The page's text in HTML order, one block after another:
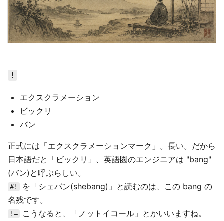
!
エクスクラメーション
ビックリ
バン
正式には「エクスクラメーションマーク」。長い。だから
日本語だと「ビックリ」、英語圏のエンジニアは "bang"
(バン)と呼ぶらしい。
#!
を「シェバン(shebang)」と読むのは、この bang の
名残です。
!= こうなると、「ノットイコール」とかいいますね。